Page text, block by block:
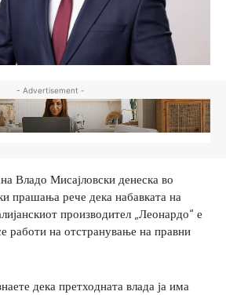
- Advertisement -
Владо Мисајловски денеска во
прашања рече дека набавката на
производител „Леонардо“ е
работи на отстранување на правни
дека претходната влада ја има